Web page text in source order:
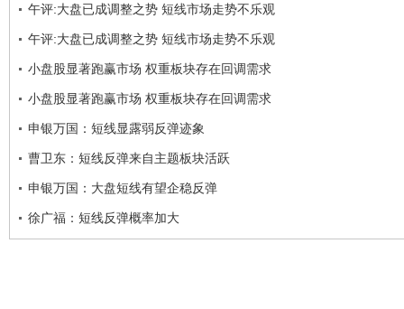
午评:大盘已成调整之势 短线市场走势不乐观
午评:大盘已成调整之势 短线市场走势不乐观
小盘股显著跑赢市场 权重板块存在回调需求
小盘股显著跑赢市场 权重板块存在回调需求
申银万国：短线显露弱反弹迹象
曹卫东：短线反弹来自主题板块活跃
申银万国：大盘短线有望企稳反弹
徐广福：短线反弹概率加大